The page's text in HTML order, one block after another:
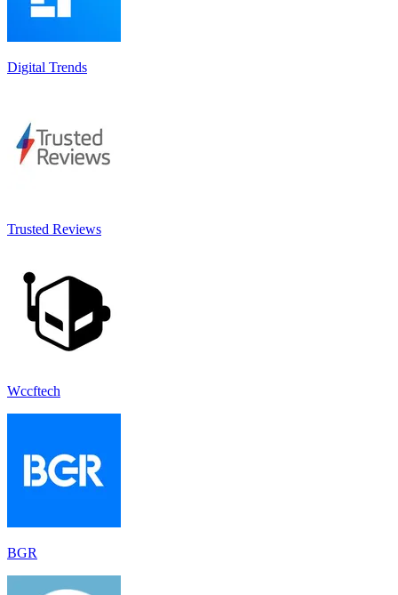
Digital Trends
Trusted Reviews
Wccftech
BGR